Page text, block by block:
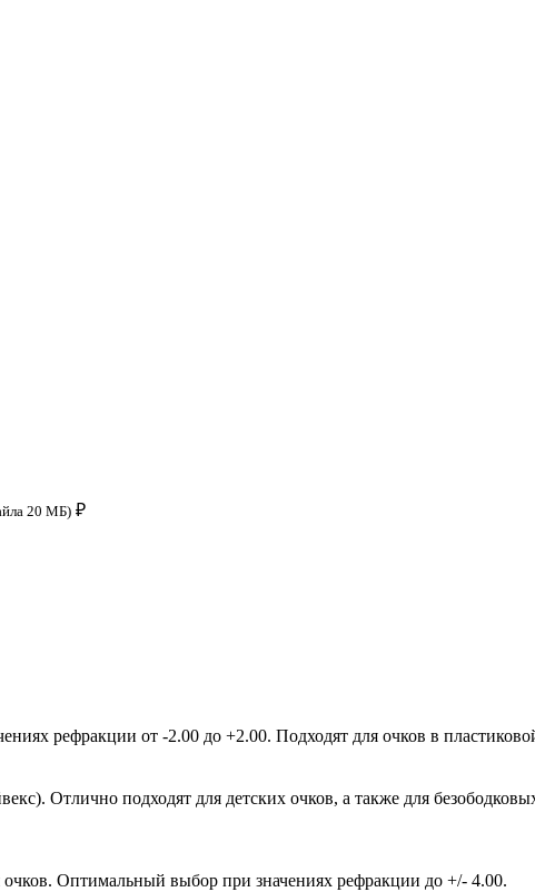
20 МБ) ₽
рефракции от -2.00 до +2.00. Подходят для очков в
Отлично подходят для детских очков, а также для
Оптимальный выбор при значениях рефракции до +/- 4.00.